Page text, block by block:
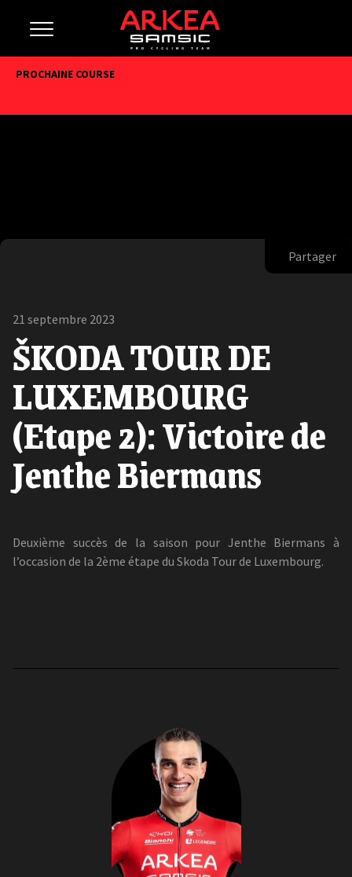
PROCHAINE COURSE
Partager
21 septembre 2023
ŠKODA TOUR DE
LUXEMBOURG
(Etape 2): Victoire de
Jenthe Biermans
Deuxième succès de la saison pour Jenthe Biermans à
l’occasion de la 2ème étape du Skoda Tour de Luxembourg.